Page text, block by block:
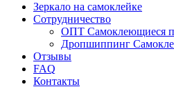
Зеркало на самоклейке
Сотрудничество
ОПТ Самоклеющиеся
Дропшиппинг
Отзывы
FAQ
Контакты